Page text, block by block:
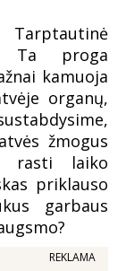
Ta proga
kamuoja
organų,
žmogus
rasti laiko
priklauso
garbaus
REKLAMA